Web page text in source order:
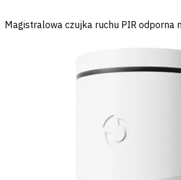
Magistralowa czujka ruchu PIR odporna